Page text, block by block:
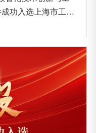
功入选上海市工业
造” 智能产品推广
选的 “中国智造基